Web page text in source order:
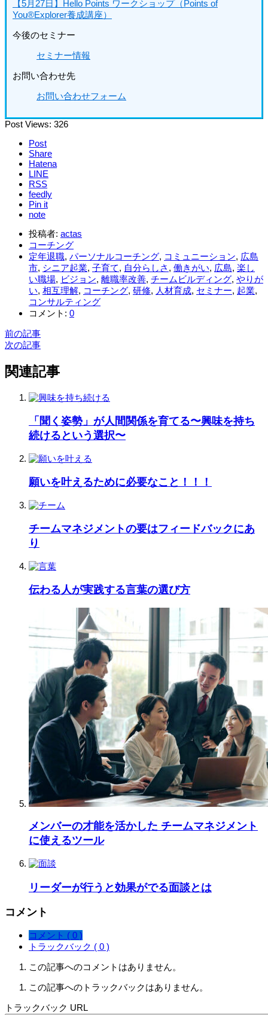
【5月27日】Hello Points ワークショップ（Points of
You®Explorer養成講座）
今後のセミナー
セミナー情報
お問い合わせ先
お問い合わせフォーム
Post Views: 326
Post
Share
Hatena
LINE
RSS
feedly
Pin it
note
投稿者: actas
コーチング
定年退職, パーソナルコーチング, コミュニーション, 広島
市, シニア起業, 子育て, 自分らしさ , 働きがい, 広島, 楽し
い職場, ビジョン, 離職率改善, チームビルディング, やりが
い, 相互理解, コーチング, 研修, 人材育成, セミナー, 起業,
コンサルティング
コメント: 0
前の記事
次の記事
関連記事
「聞く姿勢」が人間関係を育てる〜興味を持ち
続けるという選択〜
願いを叶えるために必要なこと！！！
チームマネジメントの要はフィードバックにあ
り
伝わる人が実践する言葉の選び方
メンバーの才能を活かした チームマネジメント
に使えるツール
リーダーが行うと効果がでる面談とは
コメント
コメント ( 0 )
トラックバック ( 0 )
この記事へのコメントはありません。
この記事へのトラックバックはありません。
トラックバック URL